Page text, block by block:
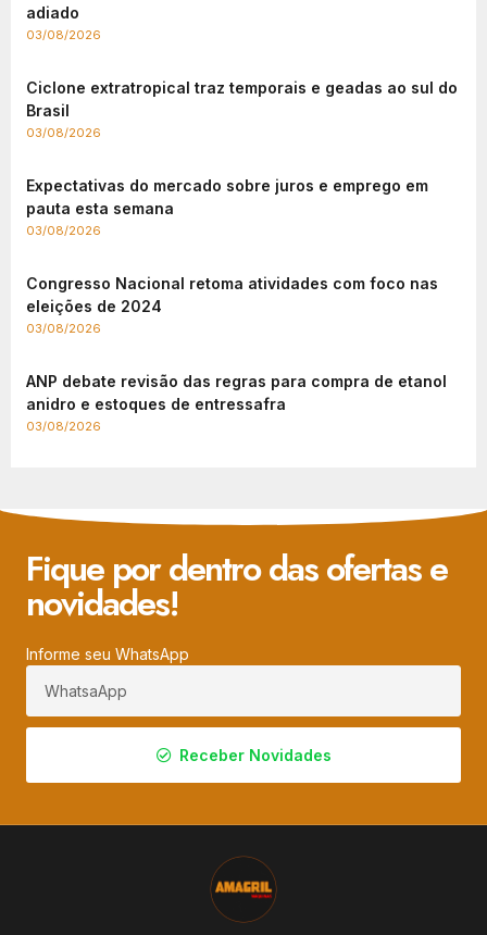
adiado
03/08/2026
Ciclone extratropical traz temporais e geadas ao sul do
Brasil
03/08/2026
Expectativas do mercado sobre juros e emprego em
pauta esta semana
03/08/2026
Congresso Nacional retoma atividades com foco nas
eleições de 2024
03/08/2026
ANP debate revisão das regras para compra de etanol
anidro e estoques de entressafra
03/08/2026
Fique por dentro das ofertas e
novidades!
Informe seu WhatsApp
Receber Novidades